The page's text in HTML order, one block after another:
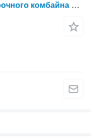
Карданный вал для кормоуборочного комбайна Krone Big X 630